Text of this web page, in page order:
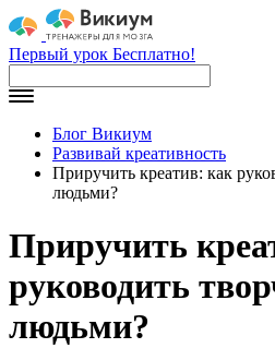
Первый урок Бесплатно!
Блог Викиум
Развивай креативность
Приручить креатив: как
людьми?
Приручить
руководить
людьми?